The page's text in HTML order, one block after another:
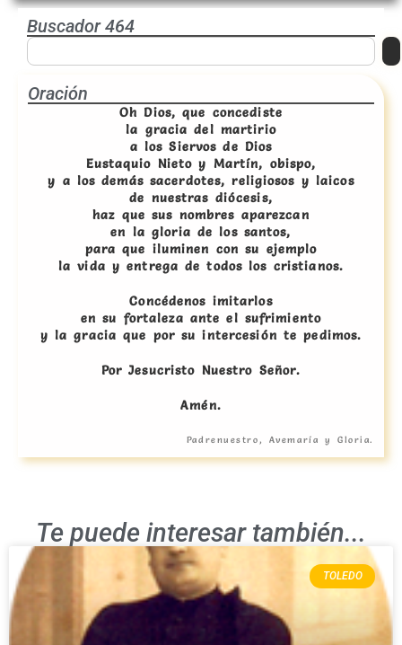
Buscador 464
Oración
Oh Dios, que concediste
la gracia del martirio
a los Siervos de Dios
Eustaquio Nieto y Martín, obispo,
y a los demás sacerdotes, religiosos y laicos
de nuestras diócesis,
haz que sus nombres aparezcan
en la gloria de los santos,
para que iluminen con su ejemplo
la vida y entrega de todos los cristianos.
Concédenos imitarlos
en su fortaleza ante el sufrimiento
y la gracia que por su intercesión te pedimos.
Por Jesucristo Nuestro Señor.
Amén.
Padrenuestro, Avemaría y Gloria.
Te puede interesar también...
TOLEDO